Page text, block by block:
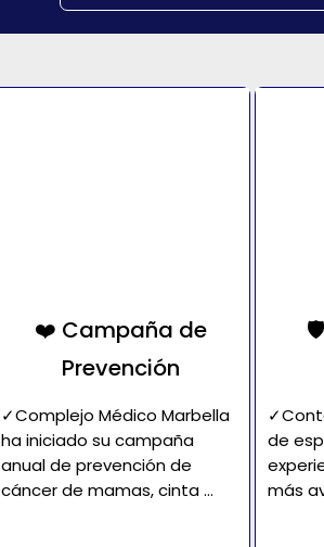
❤️ Campaña de
Prevención
✓Complejo Médico Marbella
ha iniciado su campaña
anual de prevención de
cáncer de mamas, cinta
de
más